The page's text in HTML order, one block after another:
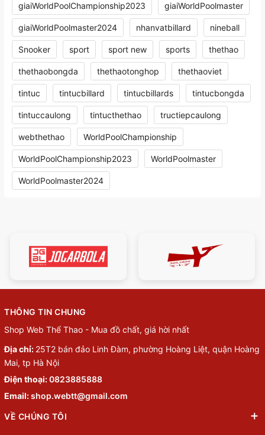
giaiWorldPoolChampionship2023 giaiWorldPoolmaster
giaiWorldPoolmaster2024 nhanvatbillard nineball
Snooker sport sport new sports thethao
thethaobongda thethaotonghop thethaoviet
tintuc tintucbillard tintucbillards tintucbongda
tintuccaulong tintucthethao tructiepcaulong
webthethao WorldPoolChampionship
WorldPoolChampionship2023 WorldPoolmaster
WorldPoolmaster2024
THÔNG TIN CHUNG
Shop Web Thể Thao - Mua đồ chất, giá hời nhất
Địa chỉ: 25T2 bán đảo Linh Đàm, phường Hoàng Liệt, quận Hoàng
Mai, tp Hà Nội
Điện thoại:0823885888
Email:shop.webtt@gmail.com
VỀ CHÚNG TÔI